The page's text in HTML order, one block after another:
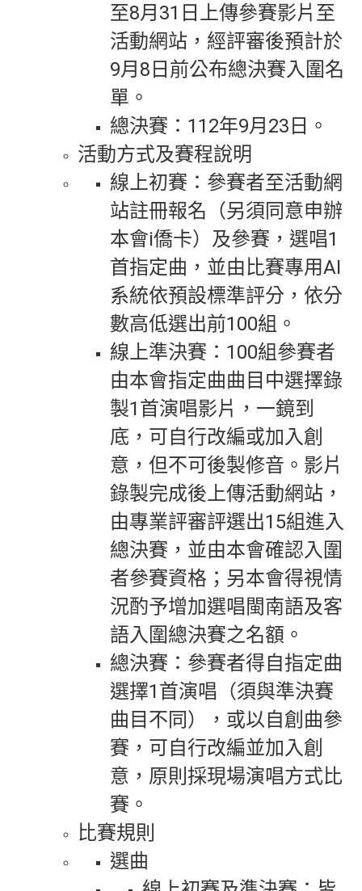
至8月31日上傳參賽影片至
活動網站，經評審後預計於
9月8日前公布總決賽入圍名
單。
總決賽：112年9月23日。
活動方式及賽程說明
線上初賽：參賽者至活動網
站註冊報名（另須同意申辦
本會i僑卡）及參賽，選唱1
首指定曲，並由比賽專用AI
系統依預設標準評分，依分
數高低選出前100組。
線上準決賽：100組參賽者
由本會指定曲曲目中選擇錄
製1首演唱影片，一鏡到
底，可自行改編或加入創
意，但不可後製修音。影片
錄製完成後上傳活動網站，
由專業評審評選出15組進入
總決賽，並由本會確認入圍
者參賽資格；另本會得視情
況酌予增加選唱閩南語及客
語入圍總決賽之名額。
總決賽：參賽者得自指定曲
選擇1首演唱（須與準決賽
曲目不同），或以自創曲參
賽，可自行改編並加入創
意，原則採現場演唱方式比
賽。
比賽規則
選曲